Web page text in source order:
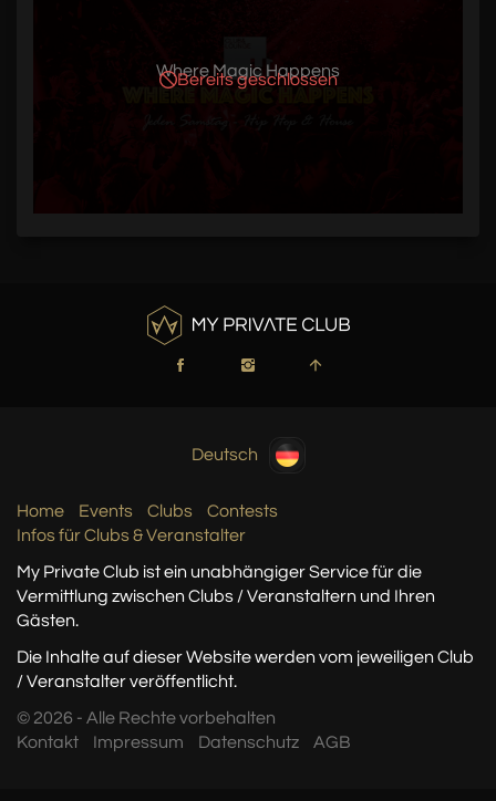
Where Magic Happens
Bereits geschlossen
Deutsch
Home Events Clubs
Contests
Infos für Clubs & Veranstalter
My Private Club ist ein unabhängiger Servicefür die
Vermittlung zwischen Clubs / Veranstaltern und Ihren
Gästen.
Die Inhalte auf dieser Website werden vom jeweiligen Club
/ Veranstalter veröffentlicht.
© 2026 - Alle Rechte vorbehalten
Kontakt
Impressum Datenschutz AGB